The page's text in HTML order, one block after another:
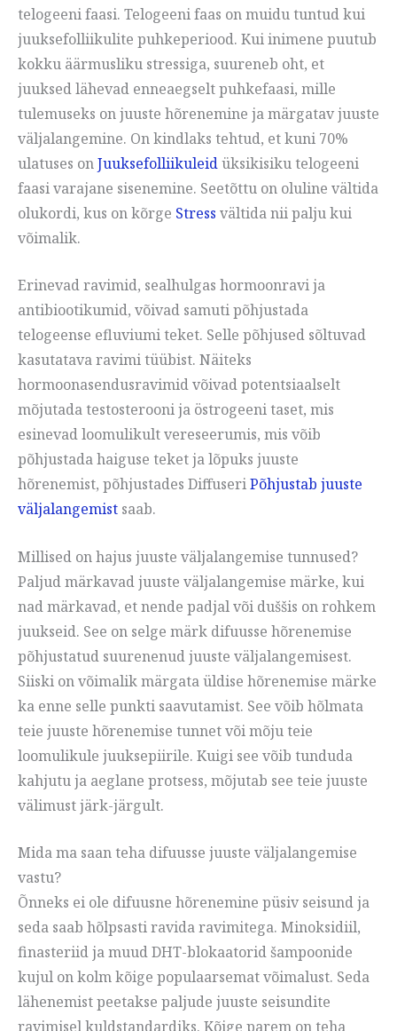
telogeeni faasi. Telogeeni faas on muidu tuntud kui
juuksefolliikulite puhkeperiood. Kui inimene puutub
kokku äärmusliku stressiga, suureneb oht, et
juuksed lähevad enneaegselt puhkefaasi, mille
tulemuseks on juuste hõrenemine ja märgatav juuste
väljalangemine. On kindlaks tehtud, et kuni 70%
ulatuses onJuuksefolliikuleidüksikisiku telogeeni
faasi varajane sisenemine. Seetõttu on oluline vältida
olukordi, kus on kõrge Stress vältida nii palju kui
võimalik.
Erinevad ravimid, sealhulgas hormoonravi ja
antibiootikumid, võivad samuti põhjustada
telogeense efluviumi teket. Selle põhjused sõltuvad
kasutatava ravimi tüübist. Näiteks
hormoonasendusravimid võivad potentsiaalselt
mõjutada testosterooni ja östrogeeni taset, mis
esinevad loomulikult vereseerumis, mis võib
põhjustada haiguse teket ja lõpuks juuste
hõrenemist, põhjustades DiffuseriPõhjustab juuste
väljalangemist saab.
Millised on hajus juuste väljalangemise tunnused?
Paljud märkavad juuste väljalangemise märke, kui
nad märkavad, et nende padjal või duššis on rohkem
juukseid. See on selge märk difuusse hõrenemise
põhjustatud suurenenud juuste väljalangemisest.
Siiski on võimalik märgata üldise hõrenemise märke
ka enne selle punkti saavutamist. See võib hõlmata
teie juuste hõrenemise tunnet või mõju teie
loomulikule juuksepiirile. Kuigi see võib tunduda
kahjutu ja aeglane protsess, mõjutab see teie juuste
välimust järk-järgult.
Mida ma saan teha difuusse juuste väljalangemise
vastu?
Õnneks ei ole difuusne hõrenemine püsiv seisund ja
seda saab hõlpsasti ravida ravimitega. Minoksidiil,
finasteriid ja muud DHT-blokaatorid šampoonide
kujul on kolm kõige populaarsemat võimalust. Seda
lähenemist peetakse paljude juuste seisundite
ravimisel kuldstandardiks. Kõige parem on teha